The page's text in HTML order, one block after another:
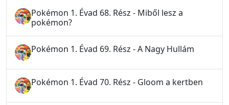
Pokémon 1. Évad 68. Rész - Miből lesz a
pokémon?
Pokémon 1. Évad 69. Rész - A Nagy Hullám
Pokémon 1. Évad 70. Rész - Gloom a kertben